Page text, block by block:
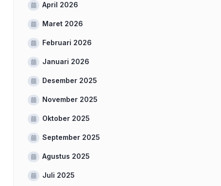
April 2026
Maret 2026
Februari 2026
Januari 2026
Desember 2025
November 2025
Oktober 2025
September 2025
Agustus 2025
Juli 2025